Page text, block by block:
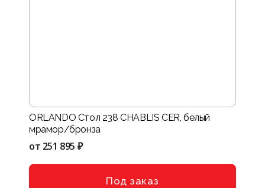
ORLANDO Стол 238 CHABLIS CER, белый
мрамор/бронза
от 251 895 ₽
Под заказ